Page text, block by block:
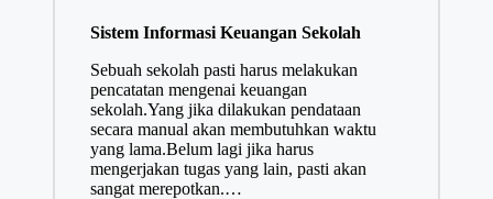
Sistem Informasi Keuangan Sekolah
Sebuah sekolah pasti harus melakukan
pencatatan mengenai keuangan
sekolah.Yang jika dilakukan pendataan
secara manual akan membutuhkan waktu
yang lama.Belum lagi jika harus
mengerjakan tugas yang lain, pasti akan
sangat merepotkan.…